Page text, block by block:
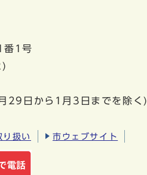
番1号
29日から1月3日までを除く)
り扱い 市ウェブサイト